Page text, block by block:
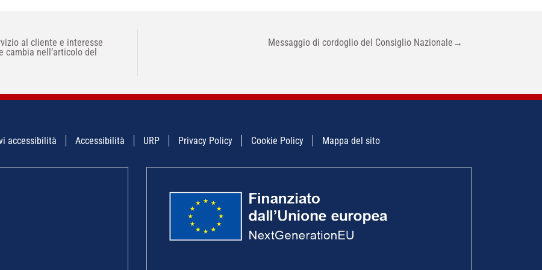
al cliente e interesse
cambia nell’articolo del
Messaggio di cordoglio del Consiglio Nazionale →
accessibilità Accessibilità URP Privacy Policy Cookie Policy Mappa del sito